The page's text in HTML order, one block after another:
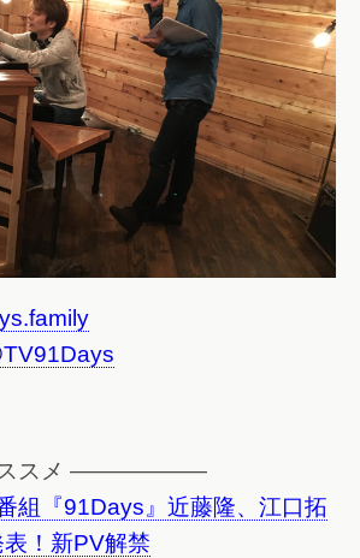
ススメ ——————
組『91Days』近藤隆、江口拓
！新PV解禁